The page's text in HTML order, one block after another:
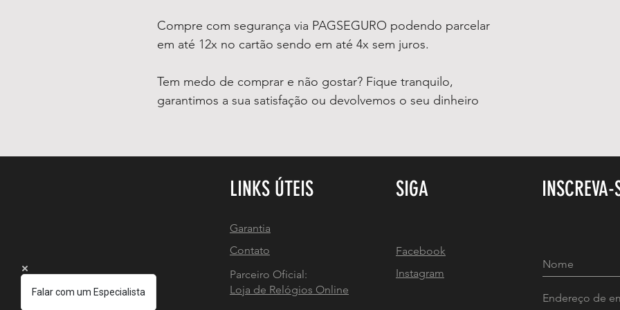
Compre com segurança via PAGSEGURO podendo parcelar
em até 12x no cartão sendo em até 4x sem juros.
Tem medo de comprar e não gostar? Fique tranquilo,
garantimos a sua satisfação ou devolvemos o seu dinheiro
LINKS ÚTEIS SIGA INSCREVA-
Garantia
Contato
Parceiro Oficial:
Loja de Relógios Online
Facebook
Instagram
Falar com um Especialista